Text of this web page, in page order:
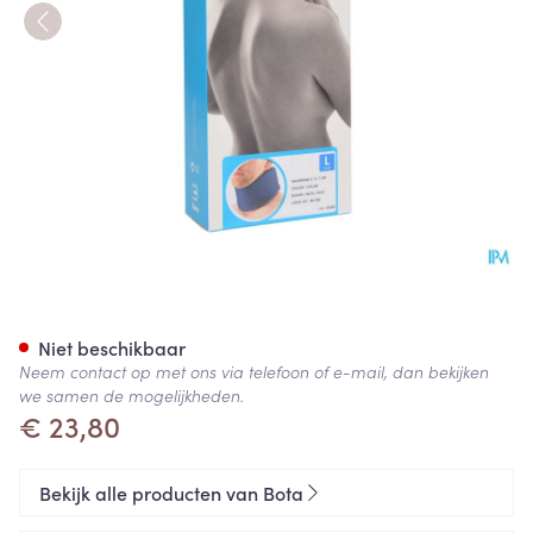
€ 23,80
Niet beschikbaar
Neem contact op met ons via telefoon of e-mail, dan bekijken
we samen de mogelijkheden.
Bekijk alle producten van Bota